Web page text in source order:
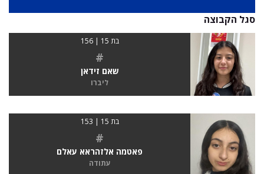
סגל הקבוצה
בת 15 | 156
#
שאם זידאן
ליברו
בת 15 | 153
#
פאטמה אלזהראא עאלם
עתודה